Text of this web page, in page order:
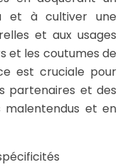
et à cultiver une
et aux usages
et les coutumes de
est cruciale pour
partenaires et des
et en